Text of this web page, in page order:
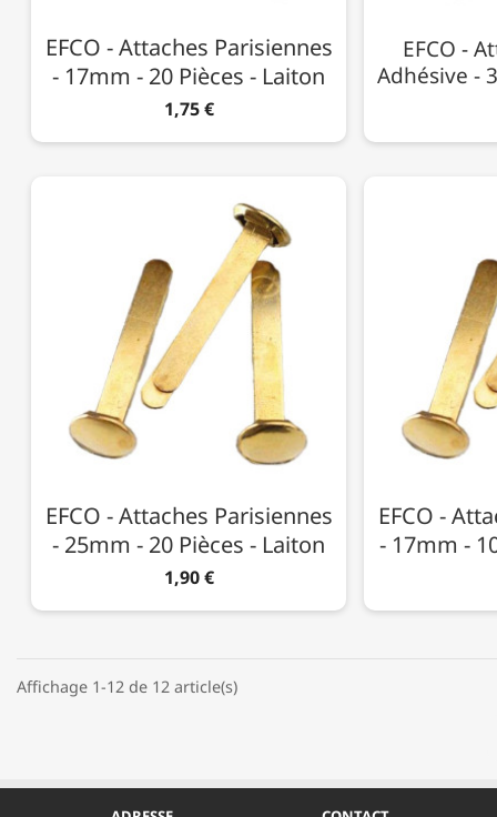
EFCO - Attaches Parisiennes
- 17mm - 20 Pièces - Laiton
1,75 €
EFCO -
Adhésive -
EFCO - Attaches Parisiennes
- 25mm - 20 Pièces - Laiton
1,90 €
EFCO -
- 17mm -
Affichage 1-12 de 12 article(s)